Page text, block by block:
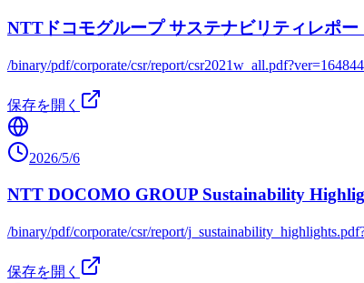
NTTドコモグループ サステナビリティレポー
/binary/pdf/corporate/csr/report/
保存を開く
2026/5/6
NTT DOCOMO GROUP Sustainability
/binary/pdf/corporate/csr/report/
保存を開く